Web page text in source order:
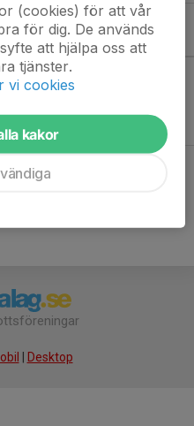
Desktop
(cookies) för att vår
för dig. De används
att hjälpa oss att
tjänster.
vi cookies
kakor